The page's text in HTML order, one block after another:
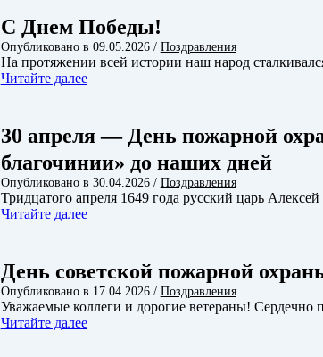
С Днем Победы!
Опубликовано в 09.05.2026/ Поздравления
На протяжении всей истории наш народ
Читайте далее
30 апреля — День пожарной
благочинии» до наших дней
Опубликовано в 30.04.2026/ Поздравления
Тридцатого апреля 1649 года русский царь
Читайте далее
День советской пожарной
Опубликовано в 17.04.2026/ Поздравления
Уважаемые коллеги и дорогие ветераны!
Читайте далее